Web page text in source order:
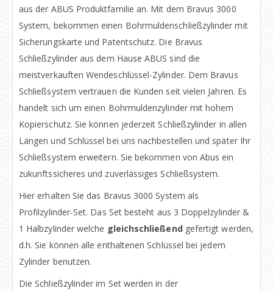
aus der ABUS Produktfamilie an. Mit dem Bravus 3000
System, bekommen einen Bohrmuldenschließzylinder mit
Sicherungskarte und Patentschutz. Die Bravus
Schließzylinder aus dem Hause ABUS sind die
meistverkauften Wendeschlüssel-Zylinder. Dem Bravus
Schließsystem vertrauen die Kunden seit vielen Jahren. Es
handelt sich um einen Bohrmuldenzylinder mit hohem
Kopierschutz. Sie können jederzeit Schließzylinder in allen
Längen und Schlüssel bei uns nachbestellen und später Ihr
Schließsystem erweitern. Sie bekommen von Abus ein
zukunftssicheres und zuverlässiges Schließsystem.
Hier erhalten Sie das Bravus 3000 System als
Profilzylinder-Set. Das Set besteht aus 3 Doppelzylinder &
1 Halbzylinder welche gleichschließend gefertigt werden,
d.h. Sie können alle enthaltenen Schlüssel bei jedem
Zylinder benutzen.
Die Schließzylinder im Set werden in der